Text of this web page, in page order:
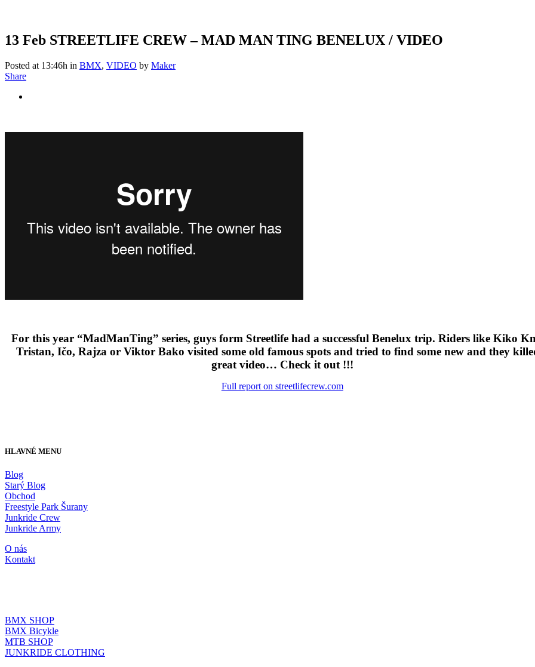
13 Feb STREETLIFE CREW – MAD MAN TING BENELUX / VIDEO
Posted at 13:46h in BMX, VIDEO by Maker
Share
For this year “MadManTing” series, guys form Streetlife had a successful Benelux trip. Riders like Kiko
Tristan, Ičo, Rajza or Viktor Bako visited some old famous spots and tried to find some new and they
great video… Check it out !!!
Full report on streetlifecrew.com
HLAVNÉ MENU
Blog
Starý Blog
Obchod
Freestyle Park Šurany
Junkride Crew
Junkride Army
O nás
Kontakt
BMX SHOP
BMX Bicykle
MTB SHOP
JUNKRIDE CLOTHING